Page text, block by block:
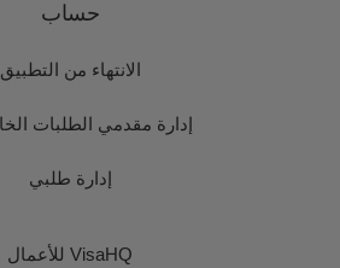
حساب
الانتهاء من التطبيق
إدارة مقدمي الطلبات
إدارة طلبي
VisaHQ للأعمال